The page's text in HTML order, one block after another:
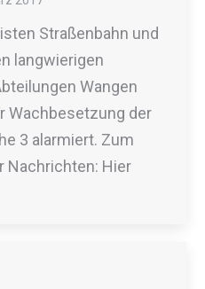
Straßenbahn und
langwierigen
Wangen
Wachbesetzung der
3 alarmiert. Zum
Nachrichten: Hier